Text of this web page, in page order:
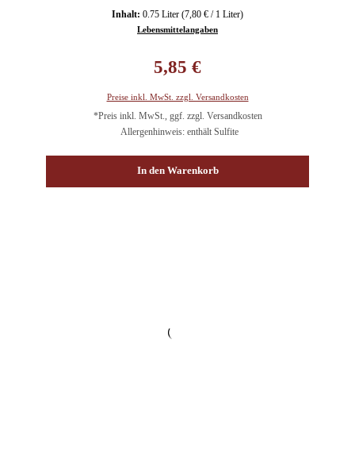
Inhalt: 0.75 Liter (7,80 € / 1 Liter)
Lebensmittelangaben
5,85 €
Preise inkl. MwSt. zzgl. Versandkosten
*Preis inkl. MwSt., ggf. zzgl. Versandkosten
Allergenhinweis: enthält Sulfite
In den Warenkorb